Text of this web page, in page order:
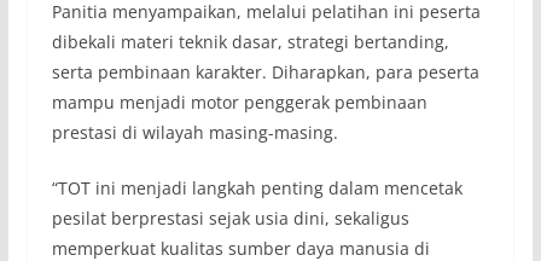
Panitia menyampaikan, melalui pelatihan ini peserta
dibekali materi teknik dasar, strategi bertanding,
serta pembinaan karakter. Diharapkan, para peserta
mampu menjadi motor penggerak pembinaan
prestasi di wilayah masing-masing.
“TOT ini menjadi langkah penting dalam mencetak
pesilat berprestasi sejak usia dini, sekaligus
memperkuat kualitas sumber daya manusia di